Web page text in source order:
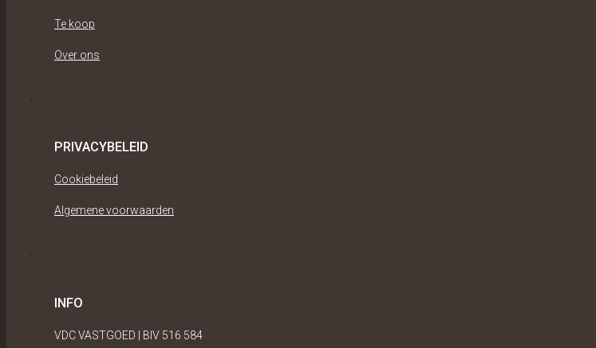
Te koop
Over ons
PRIVACYBELEID
Cookiebeleid
Algemene voorwaarden
INFO
VDC VASTGOED | BIV 516 584